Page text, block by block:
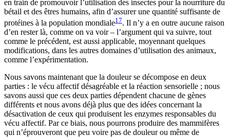
en train de promouvoir l’utilisation des insectes pour la nourriture du
bétail et des êtres humains, afin d’assurer une quantité suffisante de
protéines à la population mondiale17. Il n’y a en outre aucune raison
d’en rester là, comme on va voir – l’argument qui va suivre, tout
comme le précédent, est aussi applicable, moyennant quelques
modifications, dans les autres domaines d’utilisation des animaux,
comme l’expérimentation.
Nous savons maintenant que la douleur se décompose en deux
parties : le vécu affectif désagréable et la réaction sensorielle ; nous
savons aussi que ces deux parties dépendent chacune de gènes
différents et nous avons déjà plus que des idées concernant la
désactivation de ceux qui produisent les enzymes responsables du
vécu affectif. Par ce biais, nous pourrons produire des mammifères
qui n’éprouveront que peu voire pas de douleur ou même de